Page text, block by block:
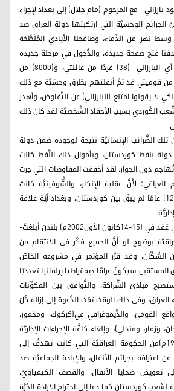
- مع المرحوم (مام جلال) إلى بغداد لإجراء
الجرائم الوحشيَّة التي ارتكبتها دولة العراق ضد
نهر من الدِّماء، وصافحنا الأيادي المُلَطَّخة
فتح صفحة جديدة، والدُّخول في مرحلة جديدة
لتحقيق السَّلام. فقدتُ- أي البارزاني- (38) فردًا من عائلتي، و(8000) من
و(182000) ألف من قوميتي قد تمَّ أنفلتهم بطُرق وحشيَّة مع ذلك
لا يقولوا امتنع (البارزاني) عن التَّفاوض، وأهدر
الكُوردي بسبب الأحقاد الشَّخصيَّة لقد كان ذلك
الضَّرائب الإنسانيَّة نتيجة لوجوده ضمن دولة
دولة بنفط كوردستان، وبأموال ذلك النَّفط كانت
دول الجوار. لقد أخفقت المفاوضات التي جرت
العراقي؛ لأَنَّ عقلية الإنكار، والشُّوفينيَّة كانت
مستمرّة عندهم، ولمُدّة (12) عامًا لم يبقَ بين كوردستان، وبغداد أيَّة علاقة
خلال مؤتمر المُعارضة الذي عُقد في (15-14كانون الأول2002م) بلندن أبلغتُ-
بوضوح لو أَنَّ الجميع فكّر في الانتقام من
السُّكّان، وقد قرَّر المؤتمر في مشروعه الخاصّ
المستقبل سيكونُ عراقًا ديمقراطيا پرلمانيا تعدديًا
مبادئ الشَّراكة، والتَّوافق بين المكوِّنات
العراق، وفي ذلك الوقت تمّت الدَّعوة إلى إزالة كُلّ
القوميّ، والدِّيموغرافي في(كركوك، ومخمور،
وزمار، ومندلي)، وإلغاء كافَّة الإجراءات الإداريَّة
التي صدرت بعد سنة(1968م)من الحكومة العراقيَّة التي كانت تهدفُ إلى
اعترافه بجرائم الأنفال، والإبادة الجماعيَّة ضد
ضحايا الأنفال، والقصف الكيمياويّ،
لشعب كوردستان كما دعا إلى احترام الإرادة الحُرَّة